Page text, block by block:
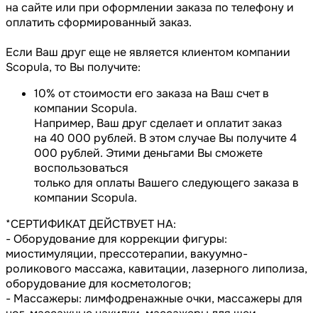
на сайте или при оформлении заказа по телефону и
оплатить сформированный заказ.
Если Ваш друг еще не является клиентом компании
Scopula, то Вы получите:
10% от стоимости его заказа на Ваш счет в
компании Scopula.
Например, Ваш друг сделает и оплатит заказ
на 40 000 рублей. В этом случае Вы получите 4
000 рублей. Этими деньгами Вы сможете
воспользоваться
только для оплаты Вашего следующего заказа в
компании Scopula.
*СЕРТИФИКАТ ДЕЙСТВУЕТ НА:
- Оборудование для коррекции фигуры:
миостимуляции, прессотерапии, вакуумно-
роликового массажа, кавитации, лазерного липолиза,
оборудование для косметологов;
- Массажеры: лимфодренажные очки, массажеры для